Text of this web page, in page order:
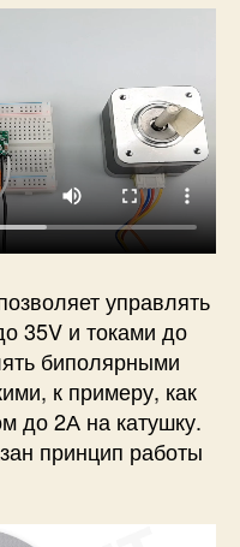
управлять
35V и токами до
биполярными
к примеру, как
до 2А на катушку.
принцип работы